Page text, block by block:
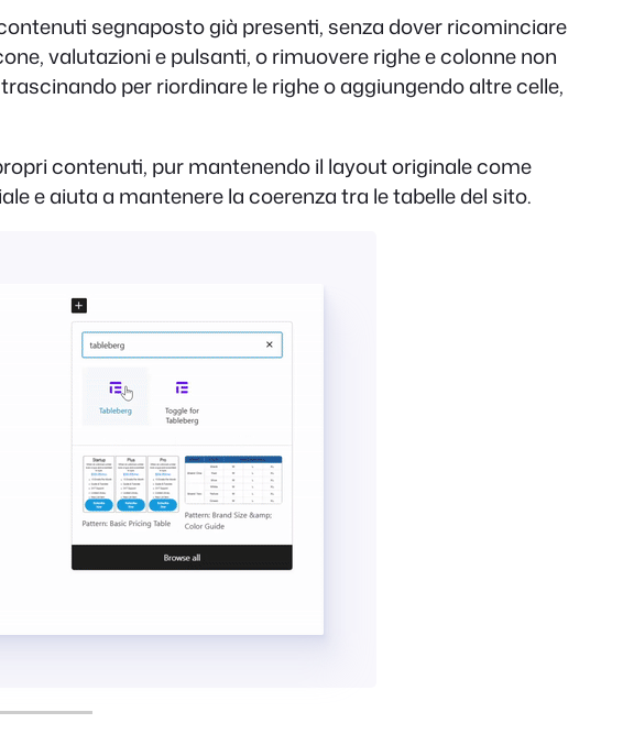
segnaposto già presenti, senza dover ricominciare
valutazioni e pulsanti, o rimuovere righe e colonne non
per riordinare le righe o aggiungendo altre celle,
contenuti, pur mantenendo il layout originale come
e aiuta a mantenere la coerenza tra le tabelle del sito.